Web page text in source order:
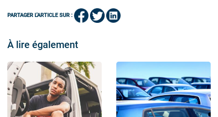
PARTAGER L'ARTICLE SUR :
À lire également